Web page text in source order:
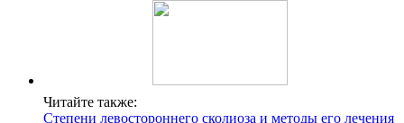
Читайте также:
Степени левостороннего сколиоза и методы его лечения